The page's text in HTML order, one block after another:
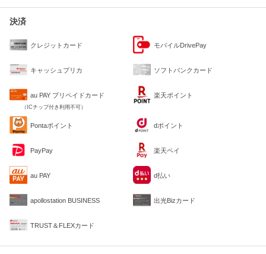
決済
クレジットカード モバイルDrivePay
キャッシュプリカ ソフトバンクカード
au PAY プリペイドカード
（ICチップ付き利用不可）
楽天ポイント
Pontaポイント dポイント
PayPay 楽天ペイ
au PAY d払い
apollostation BUSINESS 出光Bizカード
TRUST＆FLEXカード